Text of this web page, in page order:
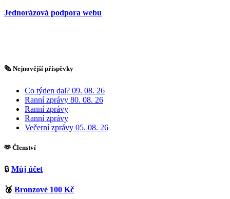
Jednorázová podpora webu
🗞️ Nejnovější příspěvky
Co týden dal? 09. 08. 26
Ranní zprávy 80. 08. 26
Ranní zprávy
Ranní zprávy
Večerní zprávy 05. 08. 26
🫶 Členství
🔒 Můj účet
🥉 Bronzové 100 Kč